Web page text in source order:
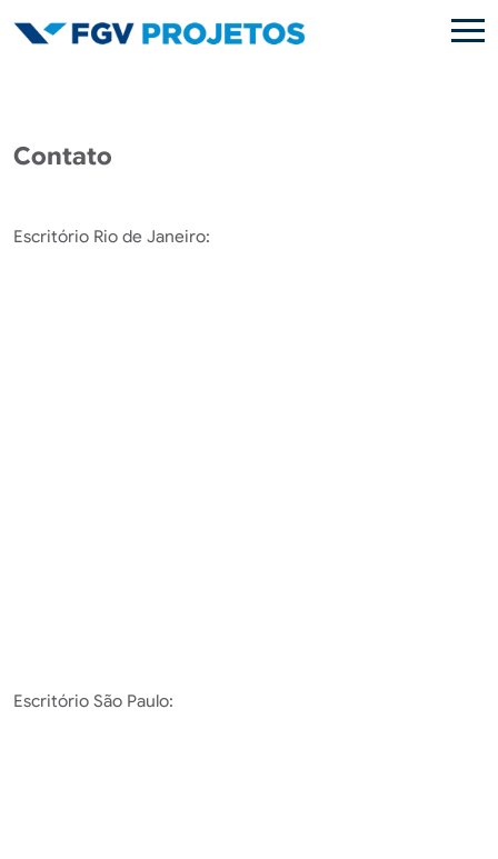
Contato
Escritório Rio de Janeiro:
Escritório São Paulo: